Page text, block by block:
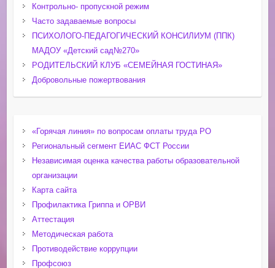
Контрольно- пропускной режим
Часто задаваемые вопросы
ПСИХОЛОГО-ПЕДАГОГИЧЕСКИЙ КОНСИЛИУМ (ППК)
МАДОУ «Детский сад№270»
РОДИТЕЛЬСКИЙ КЛУБ «СЕМЕЙНАЯ ГОСТИНАЯ»
Добровольные пожертвования
«Горячая линия» по вопросам оплаты труда РО
Региональный сегмент ЕИАС ФСТ России
Независимая оценка качества работы образовательной
организации
Карта сайта
Профилактика Гриппа и ОРВИ
Аттестация
Методическая работа
Противодействие коррупции
Профсоюз